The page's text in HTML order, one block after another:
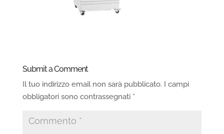
Submit a Comment
Il tuo indirizzo email non sarà pubblicato.
I campi
obbligatori sono contrassegnati *